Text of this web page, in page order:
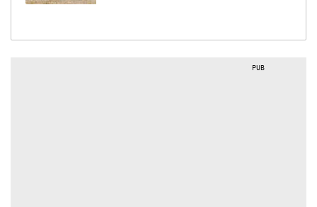
PUB